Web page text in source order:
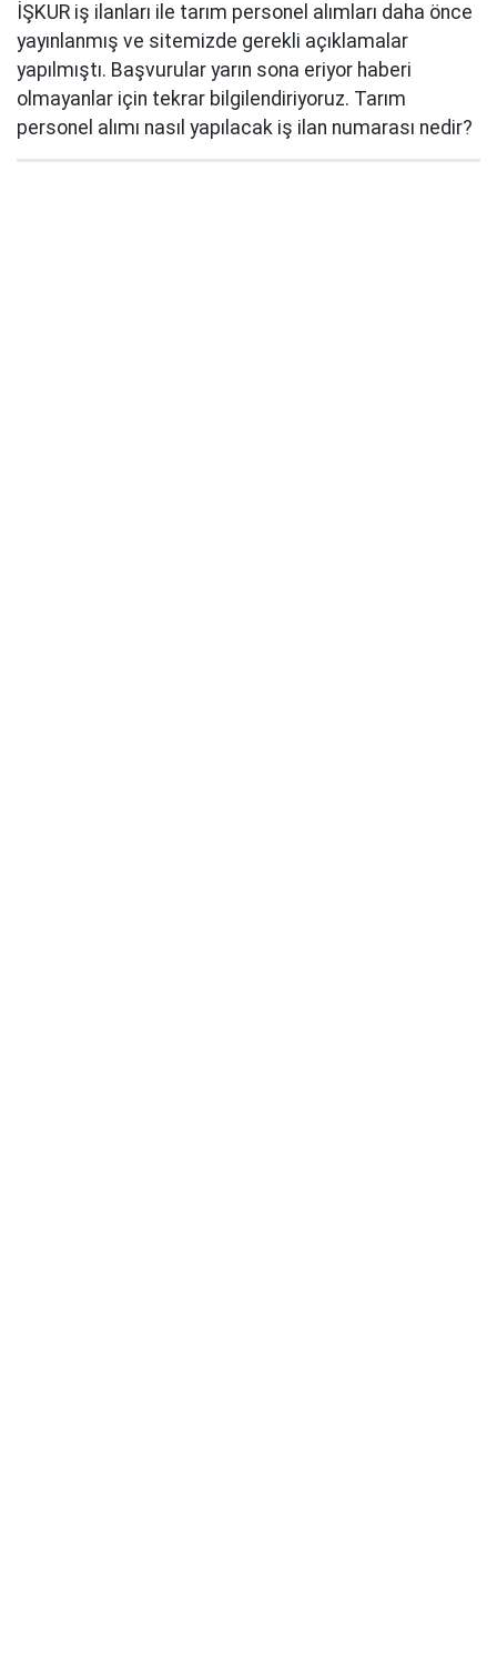
İŞKUR iş ilanları ile tarım personel alımları daha önce
yayınlanmış ve sitemizde gerekli açıklamalar
yapılmıştı. Başvurular yarın sona eriyor haberi
olmayanlar için tekrar bilgilendiriyoruz. Tarım
personel alımı nasıl yapılacak iş ilan numarası nedir?